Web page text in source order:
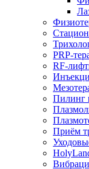
PRP-
RF-
Пилинг
Приём